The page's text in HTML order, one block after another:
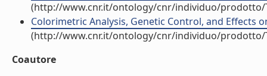
(http://www.cnr.it/ontology/cnr/individuo/prodotto/
Colorimetric Analysis, Genetic Control, and Effects
(http://www.cnr.it/ontology/cnr/individuo/prodotto/
Coautore